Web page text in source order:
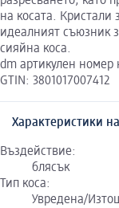
на косата. Кристали
идеалният съюзник
сияйна коса.
dm артикулен номер
GTIN: 3801017007412
Характеристики
Въздействие:
блясък
Тип коса:
Увредена/